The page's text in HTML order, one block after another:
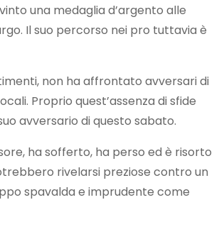
una medaglia d’argento alle
Il suo percorso nei pro tuttavia è
non ha affrontato avversari di
Proprio quest’assenza di sfide
avversario di questo sabato.
ha sofferto, ha perso ed è risorto
rivelarsi preziose contro un
spavalda e imprudente come